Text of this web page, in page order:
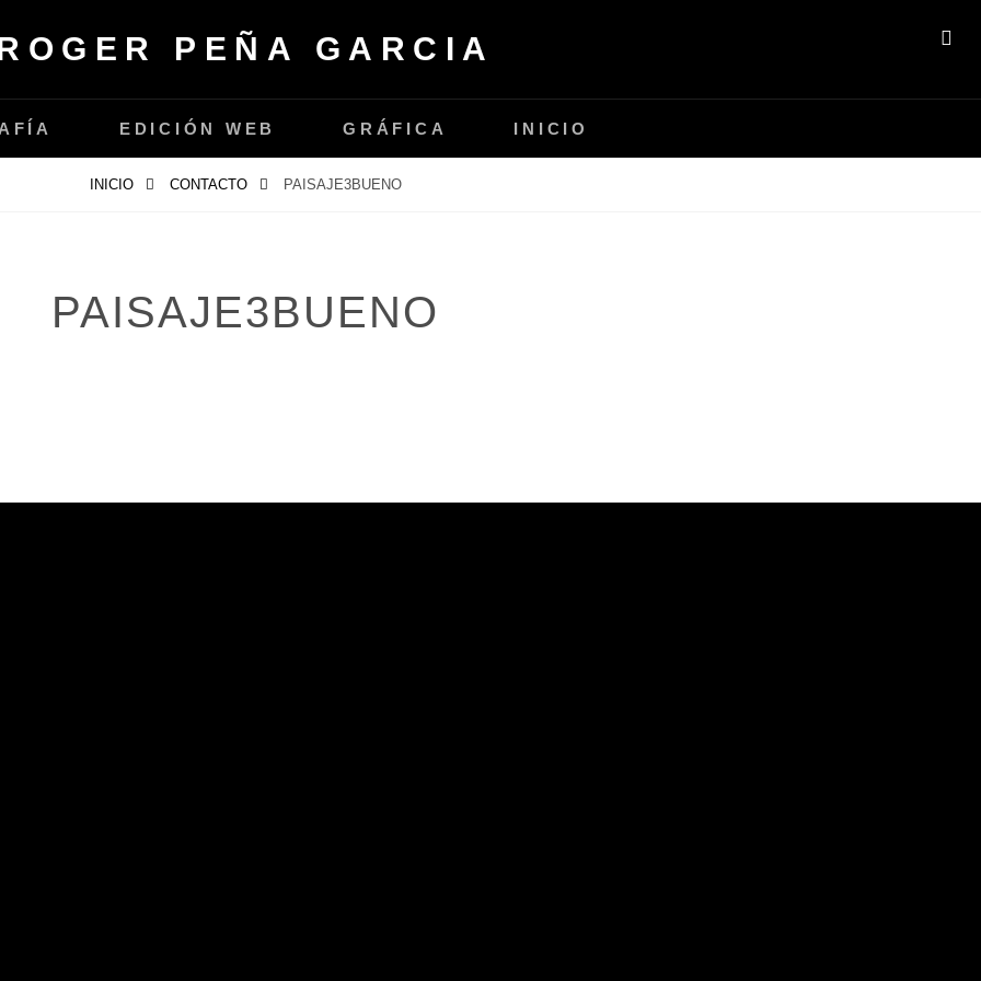
PEÑA GARCIA
EDICIÓN WEB GRÁFICA INICIO
INICIO CONTACTO PAISAJE3BUENO
PAISAJE3BUENO